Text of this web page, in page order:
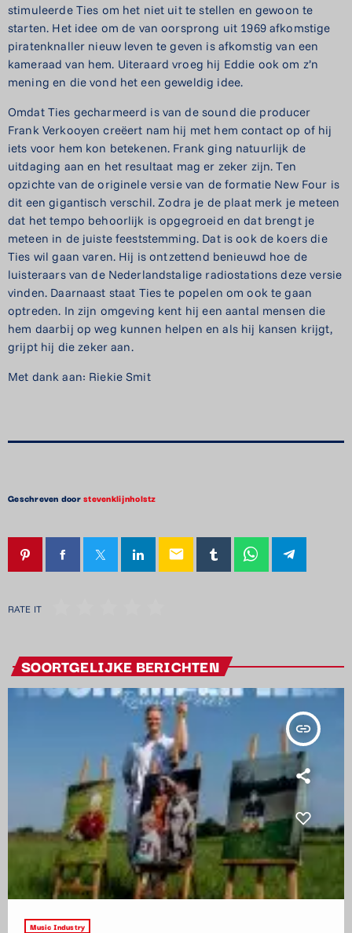
stimuleerde Ties om het niet uit te stellen en gewoon te
starten. Het idee om de van oorsprong uit 1969 afkomstige
piratenknaller nieuw leven te geven is afkomstig van een
kameraad van hem. Uiteraard vroeg hij Eddie ook om z’n
mening en die vond het een geweldig idee.
Omdat Ties gecharmeerd is van de sound die producer
Frank Verkooyen creëert nam hij met hem contact op of hij
iets voor hem kon betekenen. Frank ging natuurlijk de
uitdaging aan en het resultaat mag er zeker zijn. Ten
opzichte van de originele versie van de formatie New Four is
dit een gigantisch verschil. Zodra je de plaat merk je meteen
dat het tempo behoorlijk is opgegroeid en dat brengt je
meteen in de juiste feeststemming. Dat is ook de koers die
Ties wil gaan varen. Hij is ontzettend benieuwd hoe de
luisteraars van de Nederlandstalige radiostations deze versie
vinden. Daarnaast staat Ties te popelen om ook te gaan
optreden. In zijn omgeving kent hij een aantal mensen die
hem daarbij op weg kunnen helpen en als hij kansen krijgt,
grijpt hij die zeker aan.
Met dank aan: Riekie Smit
Geschreven doorstevenklijnholstz
email
RATE IT
SOORTGELIJKE BERICHTEN
insert_link
Music Industry